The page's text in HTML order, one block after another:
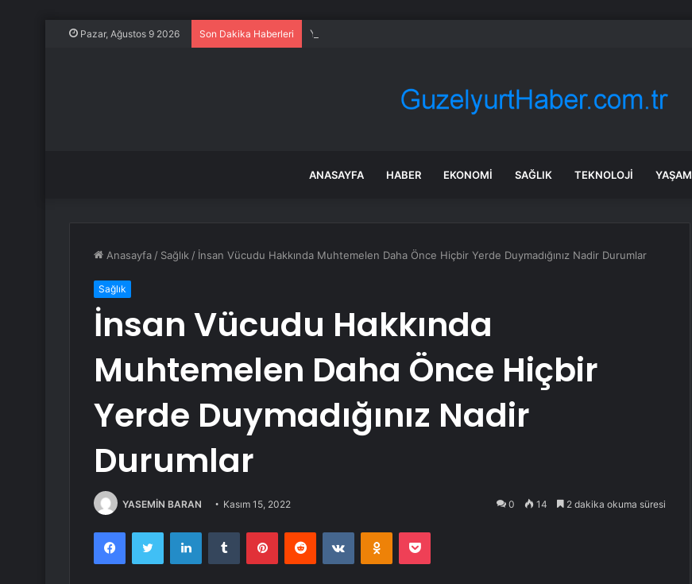
Pazar, Ağustos 9 2026 Son Dakika Haberleri Yüreğir’de yenilenen başkan vekilliği seçimini Cafer Boyraz kazandı
ANASAYFA HABER EKONOMI SAĞLIK TEKNOLOJI YAŞAM
Anasayfa / Sağlık / İnsan Vücudu Hakkında Muhtemelen Daha Önce Hiçbir Yerde Duymadığınız Nadir Durumlar
Sağlık
İnsan Vücudu Hakkında
Muhtemelen Daha Önce Hiçbir
Yerde Duymadığınız Nadir
Durumlar
YASEMİN BARAN Kasım 15, 2022 0 14 2 dakika okuma süresi
FacebookTwitter LinkedInTumblr PinterestReddit VKontakteOdnoklassniki
Pocket